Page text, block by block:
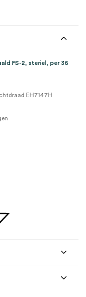
FS-2, steriel, per 36
EH7147H